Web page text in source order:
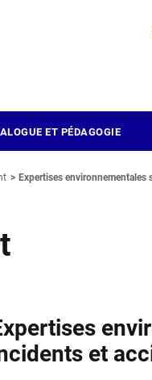
ET PÉDAGOGIE
Expertises environnementales
et